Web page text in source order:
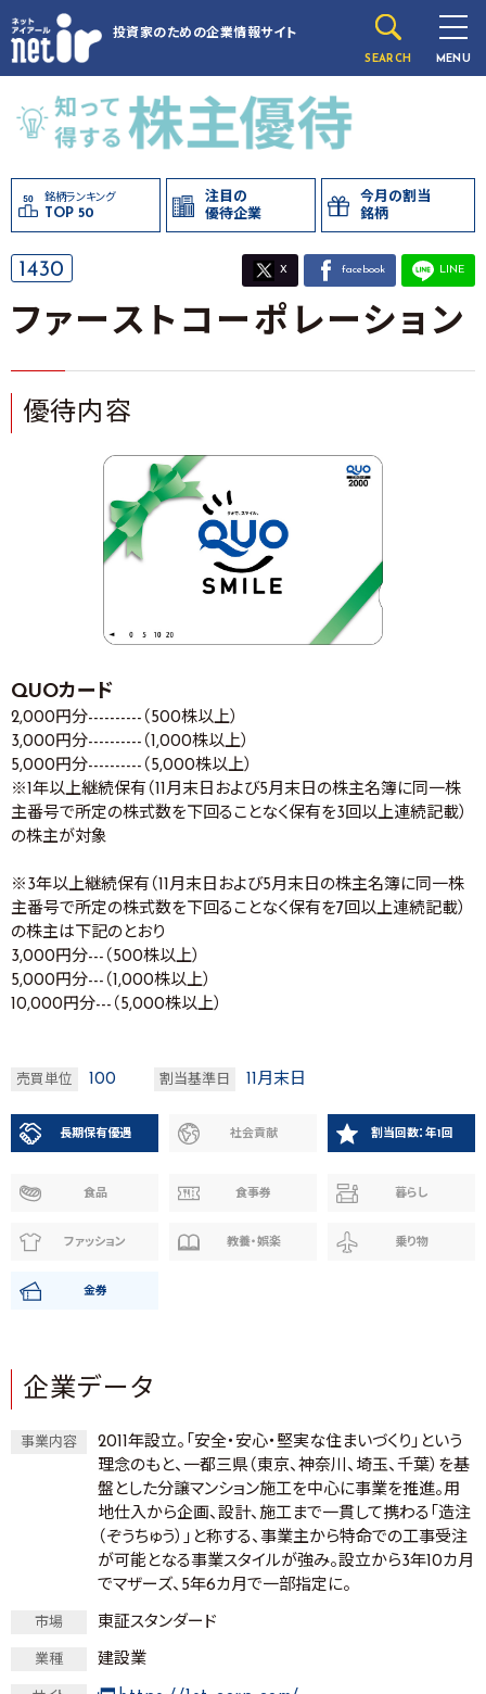
投資家のための企業情報サイト
SEARCH MENU
銘柄ランキング
TOP 50
注目の
優待企業
今月の割当
銘柄
1430 X facebook LINE
ファーストコーポレーション
優待内容
QUOカード
2,000円分----------（500株以上）
3,000円分----------（1,000株以上）
5,000円分----------（5,000株以上）
※1年以上継続保有（11月末日および5月末日の株主名簿に同一株
主番号で所定の株式数を下回ることなく保有を3回以上連続記載）
の株主が対象
※3年以上継続保有（11月末日および5月末日の株主名簿に同一株
主番号で所定の株式数を下回ることなく保有を7回以上連続記載）
の株主は下記のとおり
3,000円分---（500株以上）
5,000円分---（1,000株以上）
10,000円分---（5,000株以上）
売買単位 100 割当基準日 11月末日
長期保有優遇 社会貢献 割当回数：年1回
食品 食事券 暮らし
ファッション 教養・娯楽 乗り物
金券
企業データ
事業内容
2011年設立。「安全・安心・堅実な住まいづくり」という
理念のもと、一都三県（東京、神奈川、埼玉、千葉）を基
盤とした分譲マンション施工を中心に事業を推進。用
地仕入から企画、設計、施工まで一貫して携わる「造注
（ぞうちゅう）」と称する、事業主から特命での工事受注
が可能となる事業スタイルが強み。設立から3年10カ月
でマザーズ、5年6カ月で一部指定に。
市場 東証スタンダード
業種 建設業